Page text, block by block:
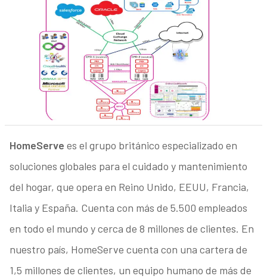
HomeServe es el grupo británico especializado en
soluciones globales para el cuidado y mantenimiento
del hogar, que opera en Reino Unido, EEUU, Francia,
Italia y España. Cuenta con más de 5.500 empleados
en todo el mundo y cerca de 8 millones de clientes. En
nuestro país, HomeServe cuenta con una cartera de
1,5 millones de clientes, un equipo humano de más de